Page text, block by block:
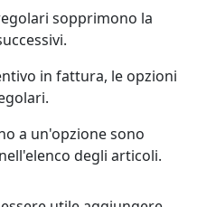
sopprimono la
in fattura, le opzioni
a un'opzione sono
degli articoli.